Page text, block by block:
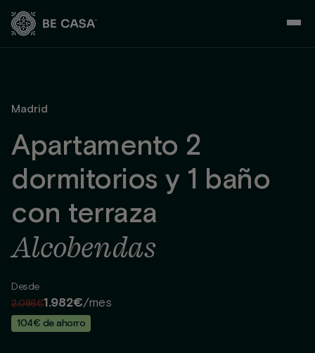
Madrid
Apartamento 2
dormitorios y 1 baño
con terraza
Alcobendas
Desde
2.086€1.982€/mes
104€ de ahorro